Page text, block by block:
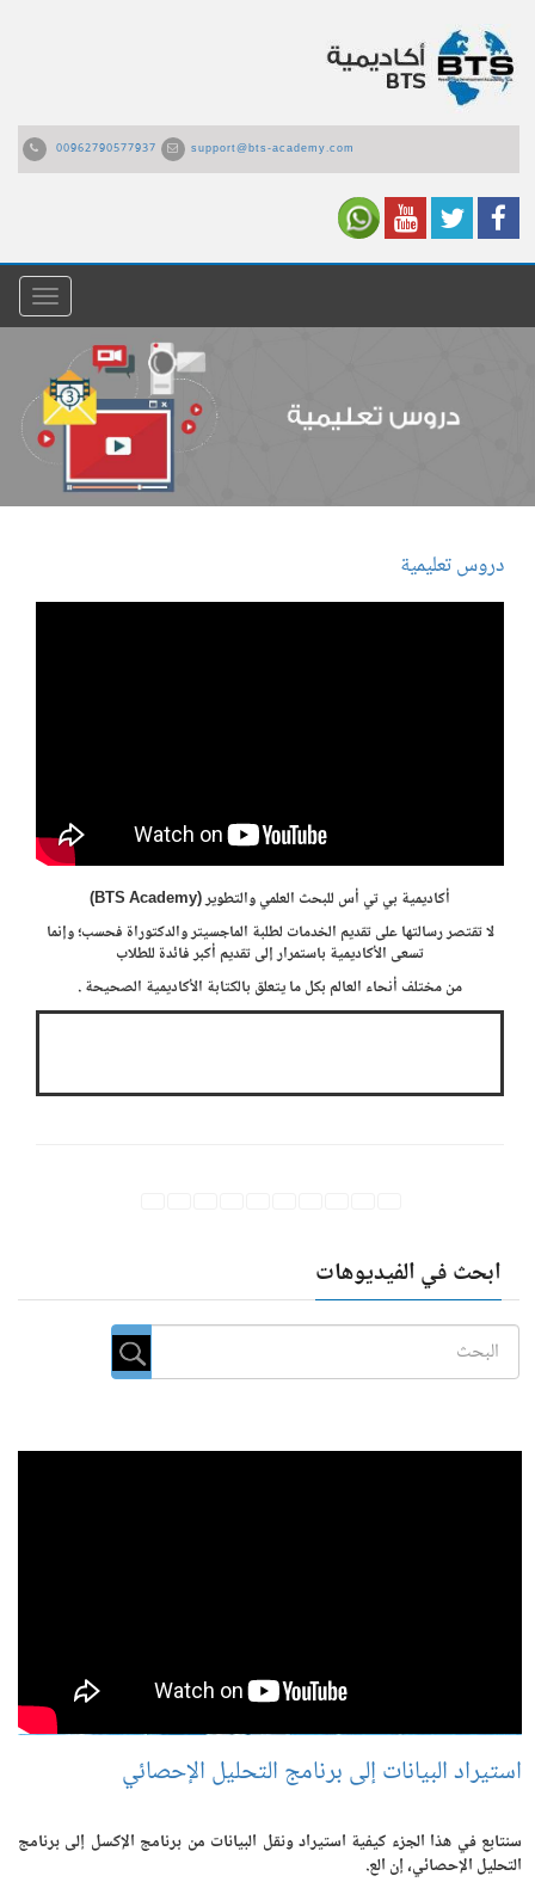
00962790577937 support@bts-academy.com
القائمة
دروس تعليمية
أكاديمية بي تي أس للبحث العلمي والتطوير (BTS Academy)
لا تقتصر رسالتها على تقديم الخدمات لطلبة الماجسيتر والدكتوراة فحسب؛ وإنما
تسعى الأكاديمية باستمرار إلى تقديم أكبر فائدة للطلاب
من مختلف أنحاء العالم بكل ما يتعلق بالكتابة الأكاديمية الصحيحة .
ابحث في الفيديوهات
استيراد البيانات إلى برنامج التحليل الإحصائي
سنتابع في هذا الجزء كيفية استيراد ونقل البيانات من برنامج الإكسل إلى برنامج
التحليل الإحصائي، إن الع.